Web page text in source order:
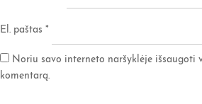
El. paštas *
Noriu savo interneto naršyklėje išsaugoti
komentarą.